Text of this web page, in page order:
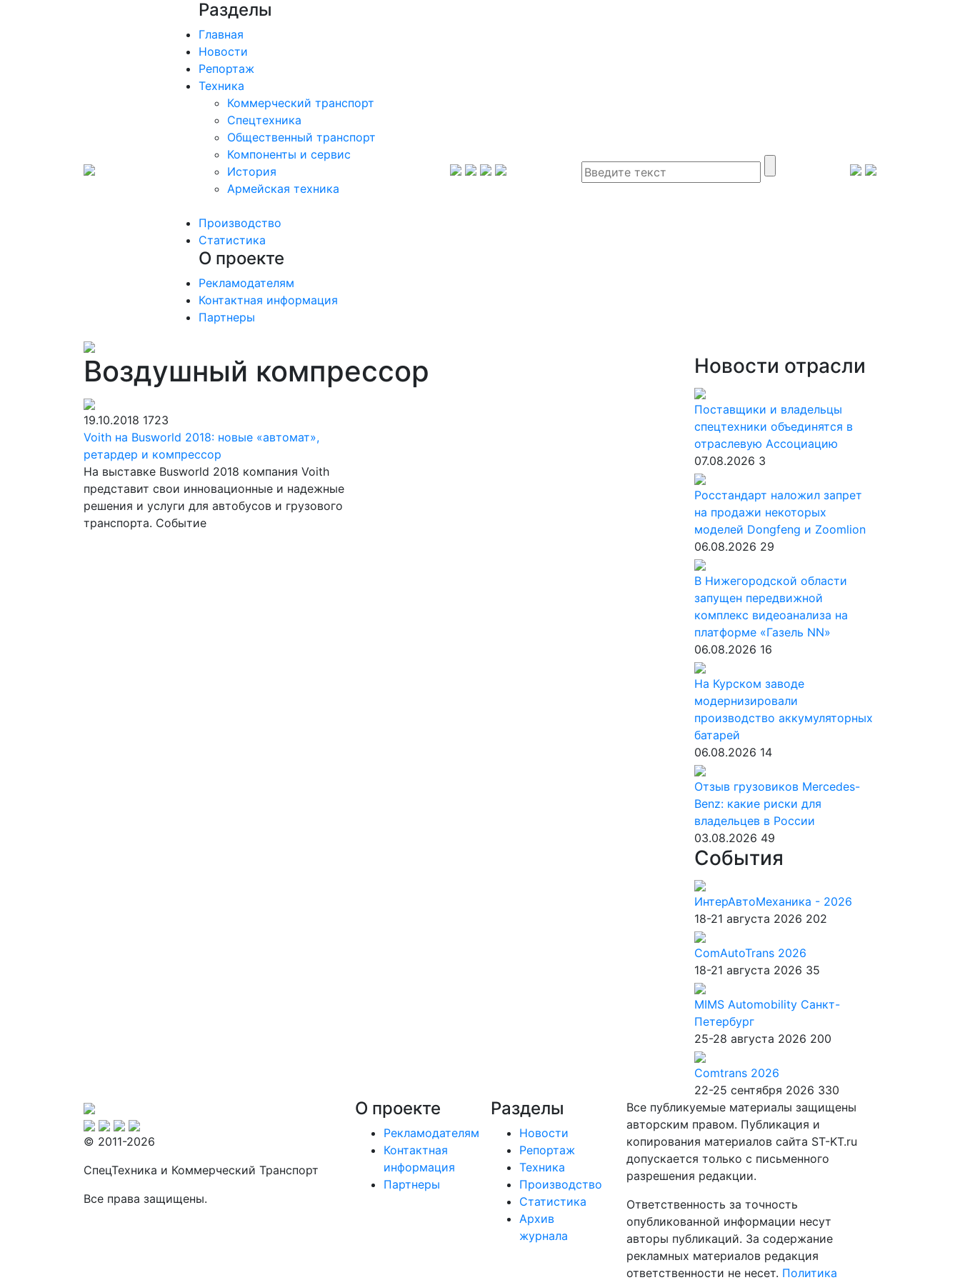
Разделы
Главная
Новости
Репортаж
Техника
Коммерческий транспорт
Спецтехника
Общественный транспорт
Компоненты и сервис
История
Армейская техника
Производство
Статистика
О проекте
Рекламодателям
Контактная информация
Партнеры
Воздушный компрессор
19.10.2018 1723
Voith на Busworld 2018: новые «автомат»,
ретардер и компрессор
На выставке Busworld 2018 компания Voith
представит свои инновационные и надежные
решения и услуги для автобусов и грузового
транспорта. Событие
Новости отрасли
Поставщики и владельцы
спецтехники объединятся в
отраслевую Ассоциацию
07.08.2026 3
Росстандарт наложил запрет
на продажи некоторых
моделей Dongfeng и Zoomlion
06.08.2026 29
В Нижегородской области
запущен передвижной
комплекс видеоанализа на
платформе «Газель NN»
06.08.2026 16
На Курском заводе
модернизировали
производство аккумуляторных
батарей
06.08.2026 14
Отзыв грузовиков Mercedes-
Benz: какие риски для
владельцев в России
03.08.2026 49
События
ИнтерАвтоМеханика - 2026
18-21 августа 2026 202
ComAutoTrans 2026
18-21 августа 2026 35
MIMS Automobility Санкт-
Петербург
25-28 августа 2026 200
Comtrans 2026
22-25 сентября 2026 330
© 2011-2026
СпецТехника и Коммерческий Транспорт
Все права защищены.
О проекте
Рекламодателям
Контактная
информация
Партнеры
Разделы
Новости
Репортаж
Техника
Производство
Статистика
Архив
журнала
Все публикуемые материалы защищены
авторским правом. Публикация и
копирования материалов сайта ST-KT.ru
допускается только с письменного
разрешения редакции.
Ответственность за точность
опубликованной информации несут
авторы публикаций. За содержание
рекламных материалов редакция
ответственности не несет. Политика